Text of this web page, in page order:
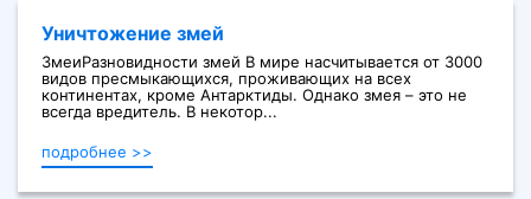
Уничтожение змей
ЗмеиРазновидности змей В мире насчитывается от 3000
видов пресмыкающихся, проживающих на всех
континентах, кроме Антарктиды. Однако змея – это не
всегда вредитель. В некотор...
подробнее >>